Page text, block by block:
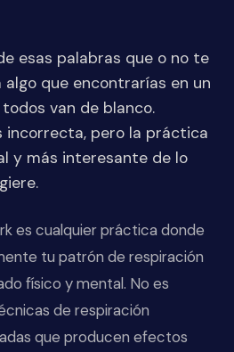
esas palabras que o no te
algo que encontrarías en un
van de blanco.
incorrecta, pero la práctica
y más interesante de lo
es cualquier práctica donde
tu patrón de respiración
físico y mental. No es
de respiración
que producen efectos